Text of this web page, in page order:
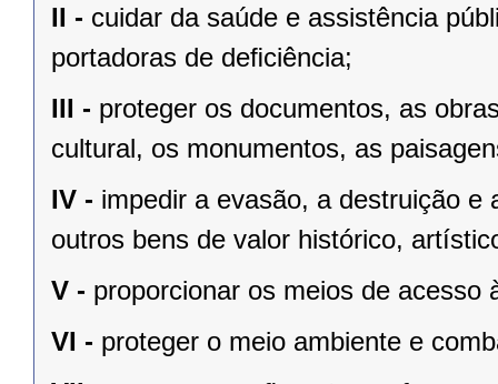
II - cuidar da saúde e assistência
portadoras de deﬁciência;
III - proteger os documentos, as
cultural, os monumentos, as
IV - impedir a evasão, a destruição e
outros bens de valor histórico,
V - proporcionar os meios de acesso
VI - proteger o meio ambiente e